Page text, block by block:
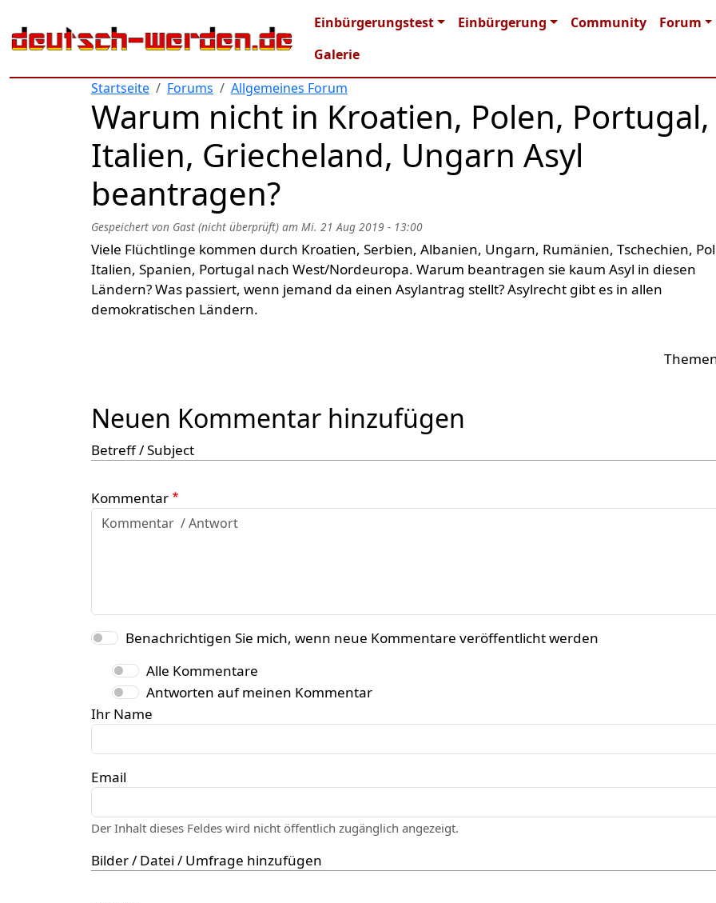
Main navigation
Einbürgerungstest Einbürgerung Community
Forum
Galerie
Startseite
Forums Allgemeines Forum
Warum nicht in Kroatien, Polen, Portugal,
Italien, Griecheland, Ungarn Asyl
beantragen?
Gespeichert von Gast (nicht überprüft) am Mi. 21 Aug 2019 - 13:00
Viele Flüchtlinge kommen durch Kroatien, Serbien, Albanien, Ungarn, Rumänien, Tschechien,
Italien, Spanien, Portugal nach West/Nordeuropa. Warum beantragen sie kaum Asyl in diesen
Ländern? Was passiert, wenn jemand da einen Asylantrag stellt? Asylrecht gibt es in allen
demokratischen Ländern.
Neuen Kommentar hinzufügen
Betreff / Subject
Kommentar
Benachrichtigen Sie mich, wenn neue Kommentare veröffentlicht werden
Alle Kommentare
Antworten auf meinen Kommentar
Ihr Name
Email
Der Inhalt dieses Feldes wird nicht öffentlich zugänglich angezeigt.
Bilder / Datei / Umfrage hinzufügen